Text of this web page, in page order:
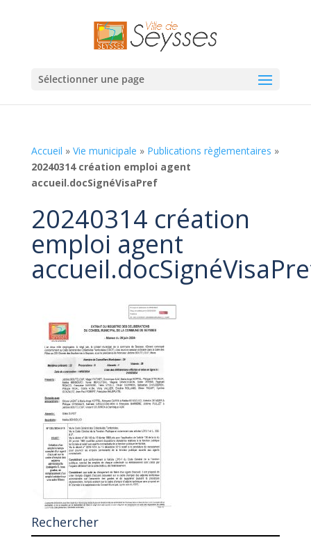
Sélectionner une page
Accueil » Vie municipale » Publications règlementaires »
20240314 création emploi agent
accueil.docSignéVisaPref
20240314 création
emploi agent
Rechercher